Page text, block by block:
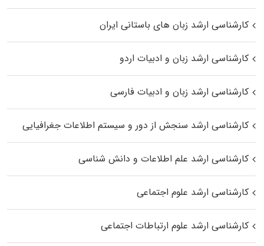
کارشناسی ارشد زبان‌ های باستانی ایران
کارشناسی ارشد زبان و ادبیات اردو
کارشناسی ارشد زبان و ادبیات فارسی
کارشناسی ارشد سنجش از دور و سیستم اطلاعات جغرافیایی
کارشناسی ارشد علم اطلاعات و دانش شناسی
کارشناسی ارشد علوم اجتماعی
کارشناسی ارشد علوم ارتباطات اجتماعی